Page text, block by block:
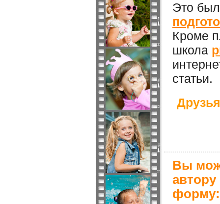
Это
Кроме
школа
статьи.
Вы
форму: